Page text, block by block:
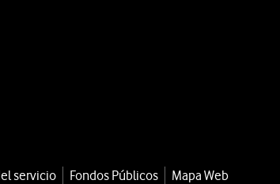
servicio Fondos Públicos
Mapa Web